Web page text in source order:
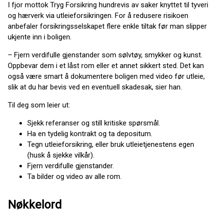
I fjor mottok Tryg Forsikring hundrevis av saker knyttet til tyveri
og hærverk via utleieforsikringen. For å redusere risikoen
anbefaler forsikringsselskapet flere enkle tiltak før man slipper
ukjente inn i boligen.
– Fjern verdifulle gjenstander som sølvtøy, smykker og kunst.
Oppbevar dem i et låst rom eller et annet sikkert sted. Det kan
også være smart å dokumentere boligen med video før utleie,
slik at du har bevis ved en eventuell skadesak, sier han.
Til deg som leier ut:
Sjekk referanser og still kritiske spørsmål.
Ha en tydelig kontrakt og ta depositum.
Tegn utleieforsikring, eller bruk utleietjenestens egen
(husk å sjekke vilkår).
Fjern verdifulle gjenstander.
Ta bilder og video av alle rom.
Nøkkelord